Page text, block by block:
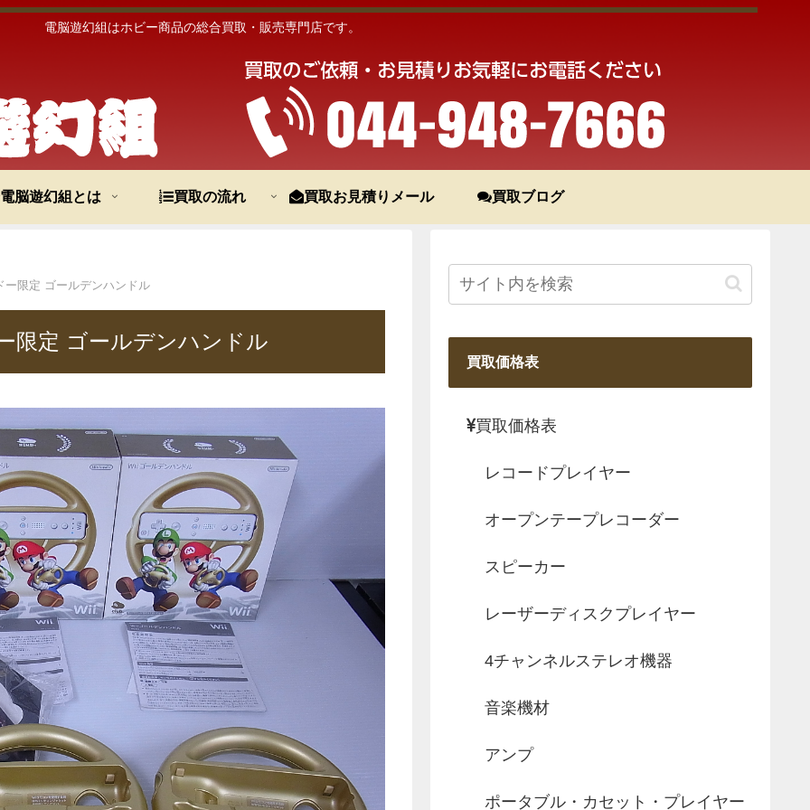
電脳遊幻組はホビー商品の総合買取・販売専門店です。
電脳遊幻組とは 買取の流れ 買取お見積りメール 買取ブログ
ー限定 ゴールデンハンドル
限定 ゴールデンハンドル
買取価格表
買取価格表
レコードプレイヤー
オープンテープレコーダー
スピーカー
レーザーディスクプレイヤー
4チャンネルステレオ機器
音楽機材
アンプ
ポータブル・カセット・プレイヤー